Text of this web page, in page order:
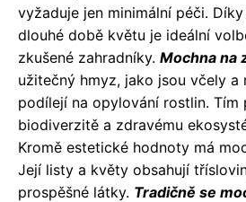
vyžaduje jen minimální péči.
dlouhé době květu je ideální
zkušené zahradníky. Mochna na
užitečný hmyz, jako jsou včely a
podílejí na opylování rostlin. Tím
biodiverzitě a zdravému
Kromě estetické hodnoty má
Její listy a květy obsahují
prospěšné látky. Tradičně se